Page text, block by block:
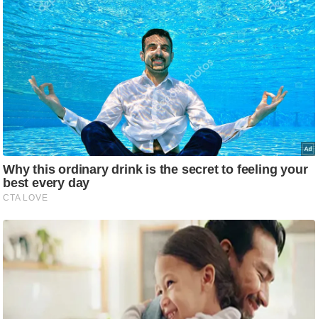
स्थ
ल
फि
ट
ने
मं
त्रा
रि
ले
श
न
शि
प